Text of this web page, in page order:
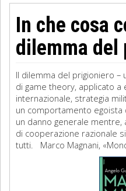
In che cosa
dilemma del
Il dilemma del prigioniero –
di game theory, applicato a
internazionale, strategia
un comportamento
un danno generale mentre,
di cooperazione razionale
tutti. Marco Magnani,